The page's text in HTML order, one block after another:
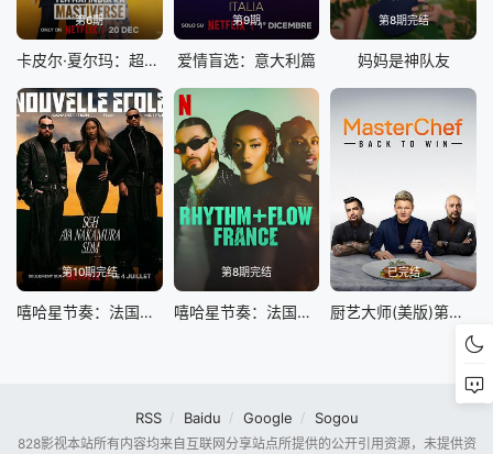
第6期
卡皮尔·夏尔玛：超级印度喜剧秀 第四季
第9期
爱情盲选：意大利篇
第8期完结
妈妈是神队友
第10期完结
嘻哈星节奏：法国篇 第三季
第8期完结
嘻哈星节奏：法国篇 第一季
已完结
厨艺大师(美版)第十二季
RSS Baidu Google Sogou
828影视本站所有内容均来自互联网分享站点所提供的公开引用资源，未提供资